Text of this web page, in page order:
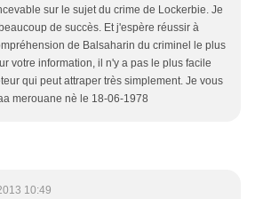
sur le sujet du crime de Lockerbie. Je
de succès. Et j'espère réussir à
de Balsaharin du criminel le plus
votre information, il n'y a pas le plus facile
qui peut attraper très simplement. Je vous
merouane nè le 18-06-1978
10:49